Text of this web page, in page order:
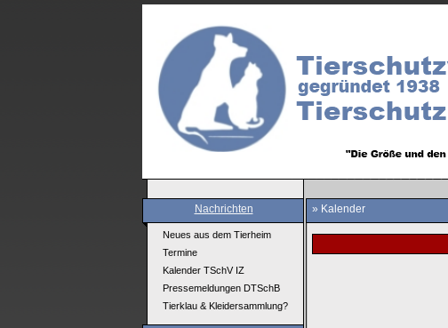
Nachrichten
Neues aus dem Tierheim
Termine
Kalender TSchV IZ
Pressemeldungen DTSchB
Tierklau & Kleidersammlung?
» Kalender